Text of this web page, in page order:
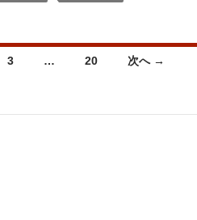
3 … 20 次へ →